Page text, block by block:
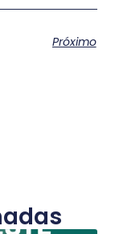
Próximo